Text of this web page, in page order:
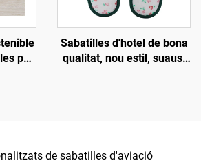
per
Sabatilles d'hotel de bona
qualitat, nou estil, suaus,
de sabatilles d'aviació